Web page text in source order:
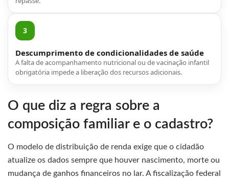
3
Descumprimento de condicionalidades de saúde
A falta de acompanhamento nutricional ou de vacinação infantil
obrigatória impede a liberação dos recursos adicionais.
O que diz a regra sobre a
composição familiar e o cadastro?
O modelo de distribuição de renda exige que o cidadão
atualize os dados sempre que houver nascimento, morte ou
mudança de ganhos financeiros no lar. A fiscalização federal